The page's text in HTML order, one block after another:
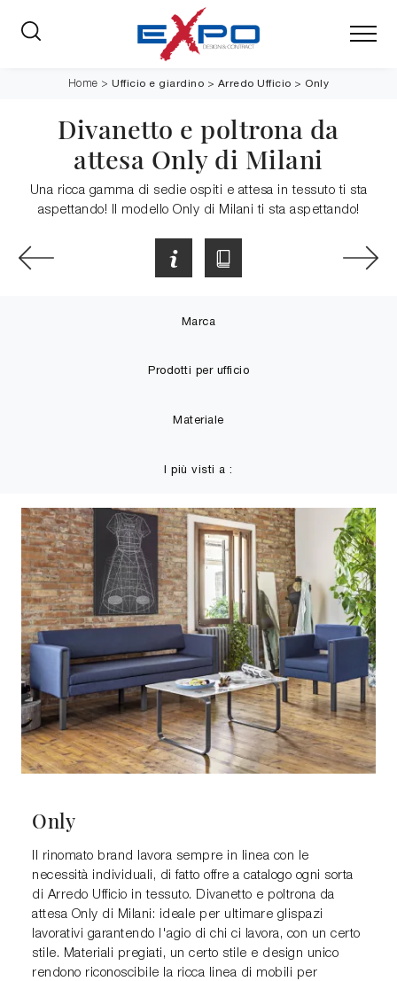
Home >Ufficio e giardino > Arredo Ufficio > Only
Divanetto e poltrona da
attesa Only di Milani
Una ricca gamma di sedie ospiti e attesa in tessuto ti sta
aspettando! Il modello Only di Milani ti sta aspettando!
Marca
Prodotti per ufficio
Materiale
I più visti a :
Only
Il rinomato brand lavora sempre in linea con le
necessità individuali, di fatto offre a catalogo ogni sorta
di Arredo Ufficio in tessuto. Divanetto e poltrona da
attesa Only di Milani: ideale per ultimare glispazi
lavorativi garantendo l'agio di chi ci lavora, con un certo
stile. Materiali pregiati, un certo stile e design unico
rendono riconoscibile la ricca linea di mobili per